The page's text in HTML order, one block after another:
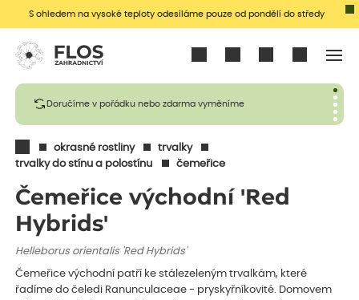
S ohledem na vysoké teploty odesíláme pouze od pondělí do středy
Doručíme v pořádku nebo zdarma vyměníme
okrasné rostliny
trvalky
trvalky do stínu a polostínu
čemeřice
Čemeřice východní 'Red
Hybrids'
Helleborus orientalis 'Red Hybrids'
Čemeřice východní patří ke stálezeleným trvalkám, které
řadíme do čeledi Ranunculaceae - pryskyřníkovité. Domovem